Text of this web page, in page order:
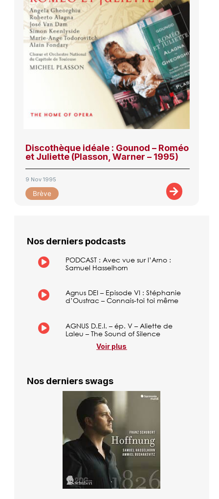
Discothèque idéale : Gounod – Roméo
et Juliette (Plasson, Warner – 1995)
9 Nov 1995
Brève
Nos derniers podcasts
PODCAST : Avec vue sur l’Arno :
Samuel Hasselhorn
Agnus DEI – Episode VI : Stéphanie
d’Oustrac – Connais-toi toi même
AGNUS D.E.I. – ép. V – Aliette de
Laleu – The Sound of Silence
Voir plus
Nos derniers swags